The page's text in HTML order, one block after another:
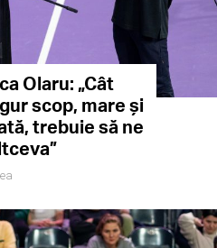
Olaru: „Cât
scop, mare și
trebuie să ne